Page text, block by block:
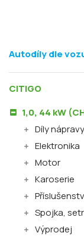
Autodíly dle
CITIGO
1,0, 44 kW
Díly nápravy
Elektronika
Motor
Karoserie
Spojka,
Výprodej